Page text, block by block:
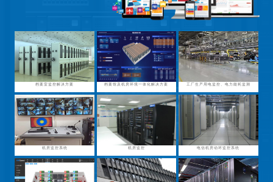
档案室监控解决方案 档案馆及机房环境一体化解决方案 工厂生产用电监控、电力能耗监测
机房监控系统 机房监控 电信机房动环监控系统